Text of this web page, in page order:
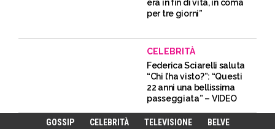
era in fin di vita, in coma
per tre giorni”
CELEBRITÀ
Federica Sciarelli saluta
“Chi l’ha visto?”: “Questi
22 anni una bellissima
passeggiata” – VIDEO
GOSSIP CELEBRITÀ TELEVISIONE BELVE